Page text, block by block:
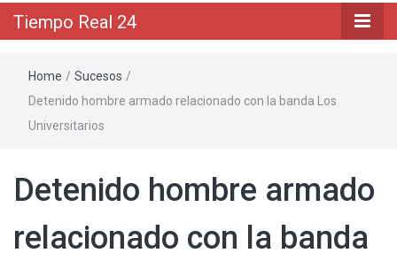
Tiempo Real 24
Home / Sucesos /
Detenido hombre armado relacionado con la banda Los
Universitarios
Detenido hombre armado
relacionado con la banda